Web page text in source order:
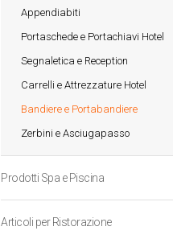
Appendiabiti
Portaschede e Portachiavi Hotel
Segnaletica e Reception
Carrelli e Attrezzature Hotel
Bandiere e Portabandiere
Zerbini e Asciugapasso
Prodotti Spa e Piscina
Articoli per Ristorazione